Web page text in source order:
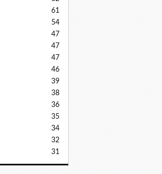
61
54
47
47
47
46
39
38
36
35
34
32
31